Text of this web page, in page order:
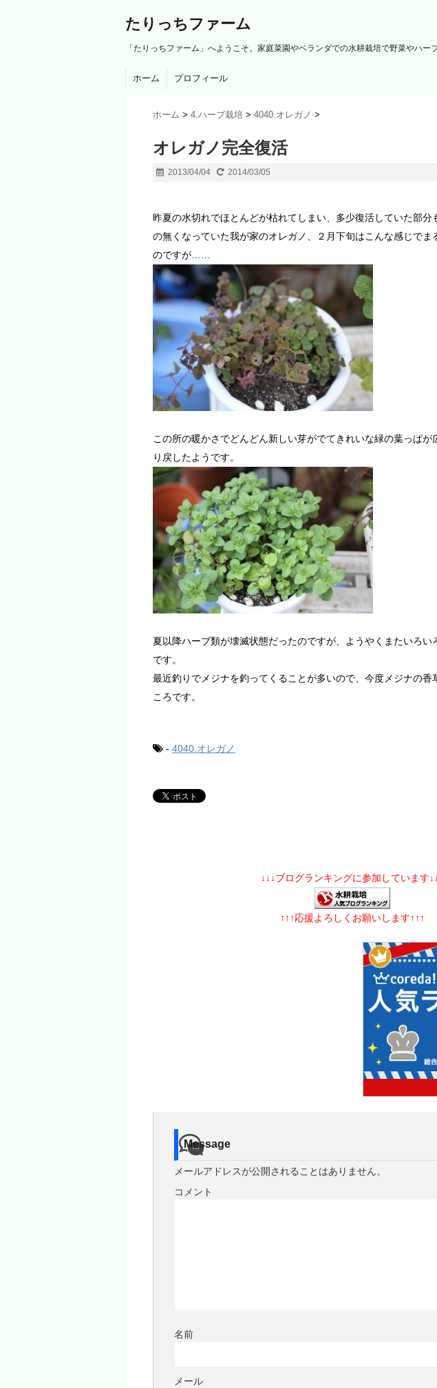
たりっちファーム
「たりっちファーム」へようこそ。家庭菜園やベランダでの水耕栽培で野菜やハ
ホーム プロフィール
ホーム > 4.ハーブ栽培 > 4040.オレガノ >
オレガノ完全復活
2013/04/04 2014/03/05
昨夏の水切れでほとんどが枯れてしまい、多少復活していた部分
の無くなっていた我が家のオレガノ、２月下旬はこんな感じでま
のですが……
この所の暖かさでどんどん新しい芽がでてきれいな緑の葉っぱが
り戻したようです。
夏以降ハーブ類が壊滅状態だったのですが、ようやくまたいろい
です。
最近釣りでメジナを釣ってくることが多いので、今度メジナの香
ころです。
- 4040.オレガノ
↓↓↓ブログランキングに参加しています
↑↑↑応援よろしくお願いします↑↑↑
Message
メールアドレスが公開されることはありません。
コメント
名前
メール